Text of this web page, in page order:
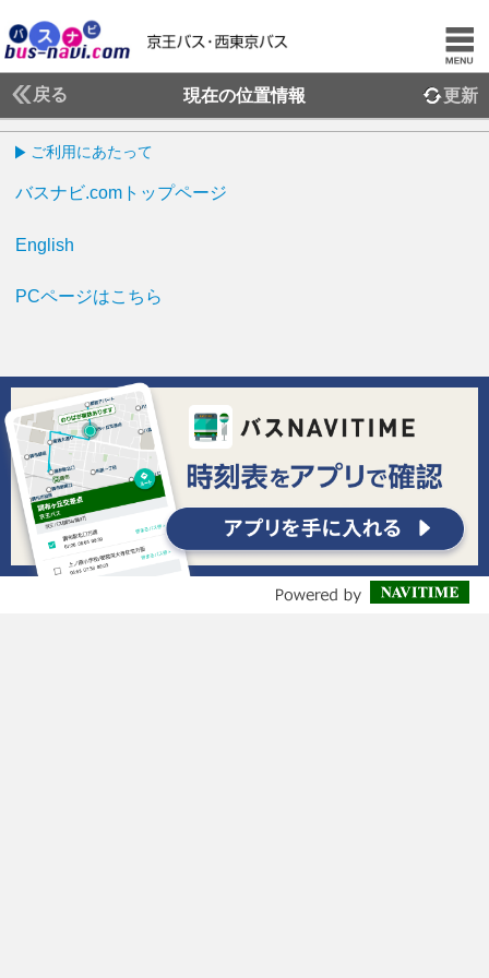
戻る 現在の位置情報 更新
ご利用にあたって
バスナビ.comトップページ
English
PCページはこちら